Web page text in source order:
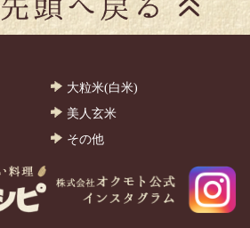
大粒米(白米)
美人玄米
その他